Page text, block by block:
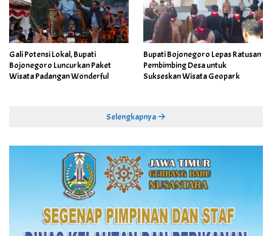
Gali Potensi Lokal, Bupati
Bojonegoro Luncurkan Paket
Wisata Padangan Wonderful
Bupati Bojonegoro Lepas Ratusan
Pembimbing Desa untuk
Sukseskan Wisata Geopark
Selengkapnya